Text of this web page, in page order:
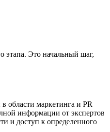
этапа. Это начальный шаг,
области маркетинга и PR
информации от экспертов
и доступ к определенного